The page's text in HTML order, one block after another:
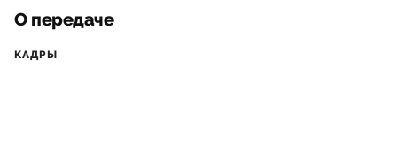
О передаче
КАДРЫ